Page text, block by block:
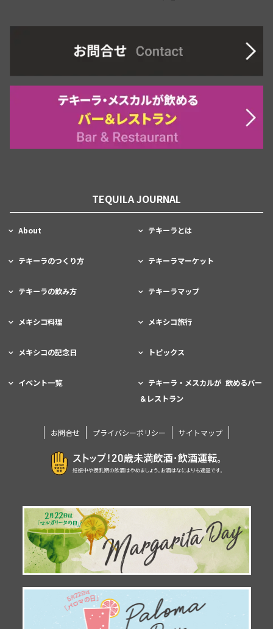
TEQUILA JOURNAL
About テキーラとは
テキーラのつくり方 テキーラマーケット
テキーラの飲み方 テキーラマップ
メキシコ料理 メキシコ旅行
メキシコの記念日 トピックス
イベント一覧
テキーラ・メスカルが 飲めるバー
＆レストラン
お問合せ プライバシーポリシー サイトマップ